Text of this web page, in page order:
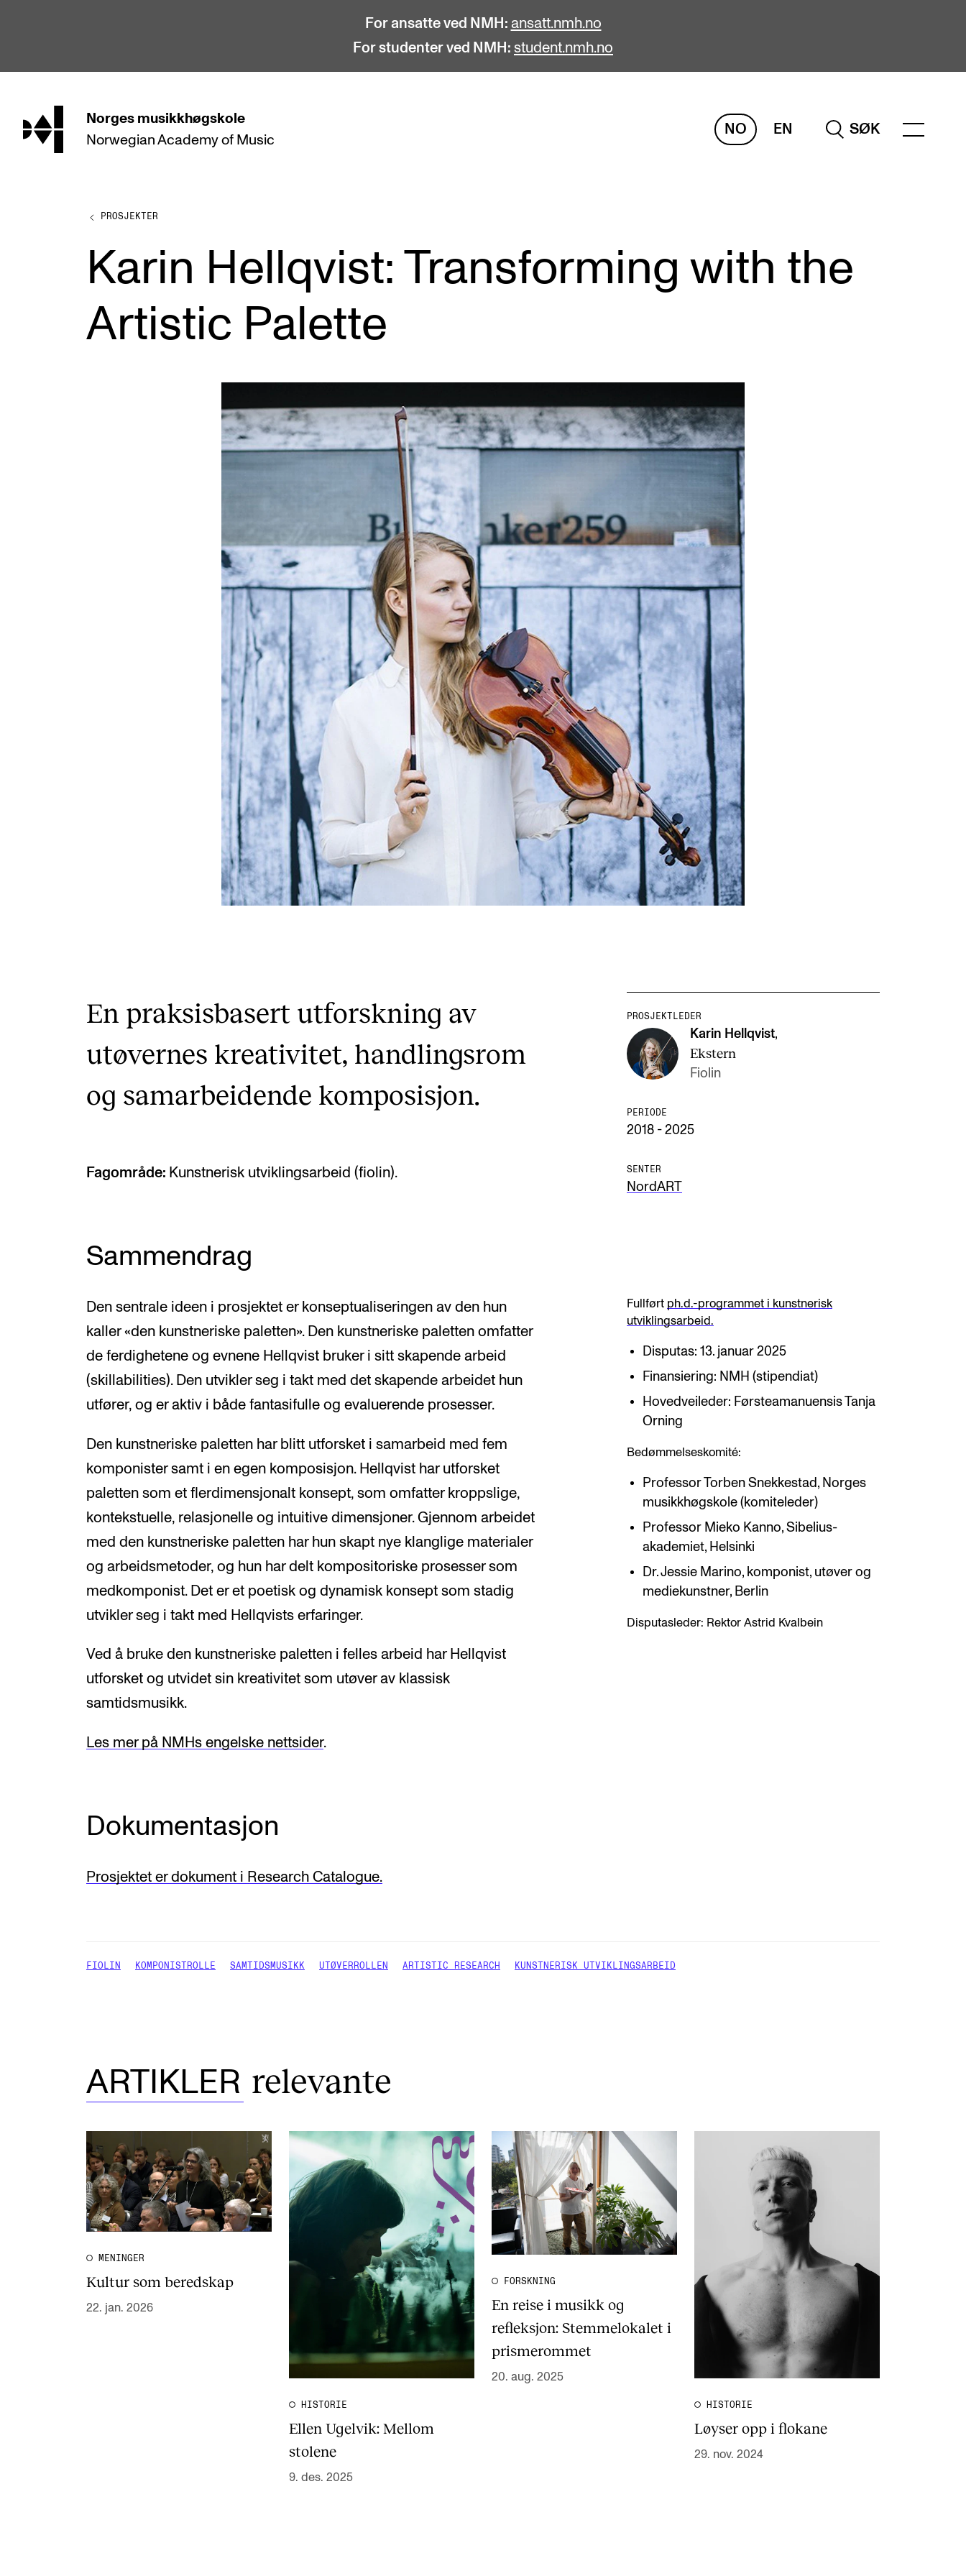
For ansatte ved NMH: ansatt.nmh.no
For studenter ved NMH: student.nmh.no
hjem Norges musikkhøgskole
Norwegian Academy of Music
NO EN
SØK
STUDIER
Bachelor
Doktorgrad
Etterutdanning og kurs
Salane våre Prosjekter
Publikasjoner
AKTUELT
Arrangementer og konserter
Nyheter og historier
Ledige stillinger
INFO
Om Norges musikkhøgskole
Finn ansatte
For ansatte og studenter
PROSJEKTER
Karin Hellqvist: Transforming with the
Artistic Palette
En praksisbasert utforskning av
utøvernes kreativitet, handlingsrom
og samarbeidende komposisjon.
PROSJEKTLEDER
Karin Hellqvist,
Ekstern
Fiolin
PERIODE
2018 - 2025
SENTER
NordART
Fagområde: Kunstnerisk utviklingsarbeid (fiolin).
Sammendrag
Den sentrale ideen i prosjektet er konseptualiseringen av den hun
kaller «den kunstneriske paletten». Den kunstneriske paletten omfatter
de ferdighetene og evnene Hellqvist bruker i sitt skapende arbeid
(skillabilities). Den utvikler seg i takt med det skapende arbeidet hun
utfører, og er aktiv i både fantasifulle og evaluerende prosesser.
Den kunstneriske paletten har blitt utforsket i samarbeid med fem
komponister samt i en egen komposisjon. Hellqvist har utforsket
paletten som et flerdimensjonalt konsept, som omfatter kroppslige,
kontekstuelle, relasjonelle og intuitive dimensjoner. Gjennom arbeidet
med den kunstneriske paletten har hun skapt nye klanglige materialer
og arbeidsmetoder, og hun har delt kompositoriske prosesser som
medkomponist. Det er et poetisk og dynamisk konsept som stadig
utvikler seg i takt med Hellqvists erfaringer.
Ved å bruke den kunstneriske paletten i felles arbeid har Hellqvist
utforsket og utvidet sin kreativitet som utøver av klassisk
samtidsmusikk.
Les mer på NMHs engelske nettsider.
Fullført ph.d.-programmet i kunstnerisk
utviklingsarbeid.
Disputas: 13. januar 2025
Finansiering: NMH (stipendiat)
Hovedveileder: Førsteamanuensis Tanja
Orning
Bedømmelseskomité:
Professor Torben Snekkestad, Norges
musikkhøgskole (komiteleder)
Professor Mieko Kanno, Sibelius-
akademiet, Helsinki
Dr. Jessie Marino, komponist, utøver og
mediekunstner, Berlin
Disputasleder: Rektor Astrid Kvalbein
Dokumentasjon
Prosjektet er dokument i Research Catalogue.
FIOLIN KOMPONISTROLLE SAMTIDSMUSIKK UTØVERROLLEN ARTISTIC RESEARCH KUNSTNERISK UTVIKLINGSARBEID
ARTIKLER relevante
MENINGER
Kultur som beredskap
22. jan. 2026
HISTORIE
Ellen Ugelvik: Mellom
stolene
9. des. 2025
FORSKNING
En reise i musikk og
refleksjon: Stemmelokalet i
prismerommet
20. aug. 2025
HISTORIE
Løyser opp i flokane
29. nov. 2024